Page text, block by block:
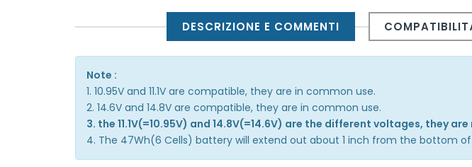
DESCRIZIONE E COMMENTI
Note :
1. 10.95V and 11.1V are compatible, they are in common use.
2. 14.6V and 14.8V are compatible, they are in common use.
3. the 11.1V(=10.95V) and 14.8V(=14.6V) are the different voltages,
4. The 47Wh(6 Cells) battery will extend out about 1 inch from the bottom